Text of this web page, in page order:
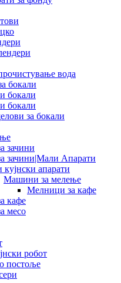
вода
бокали
бокали
бокали
за бокали
зачини
зачини|Мали Апарати
апарати
Машини за мелење
Мелници за кафе
кафе
месо
робот
постоље